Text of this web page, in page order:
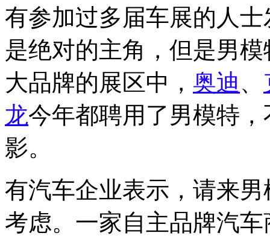
有参加过多届车展的人
是绝对的主角，但是男
大品牌的展区中， 奥迪 、
龙今年都聘用了男模特
影。
有汽车企业表示，请来
考虑。一家自主品牌汽